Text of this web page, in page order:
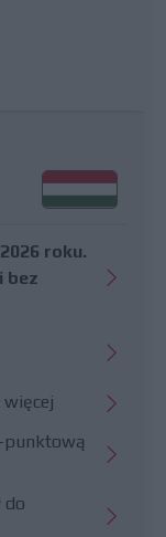
roku.
bez
więcej
punktową
do